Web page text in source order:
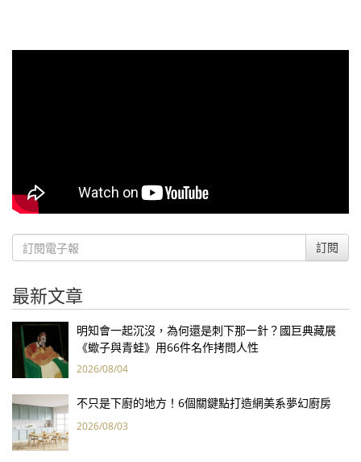
訂閱
最新文章
明知會一起沉沒，為何還是刺下那一針？國巨典藏展
《蠍子與青蛙》用66件名作拷問人性
2026/08/04
不只是下廚的地方！6個關鍵點打造網美系夢幻廚房
2026/08/03